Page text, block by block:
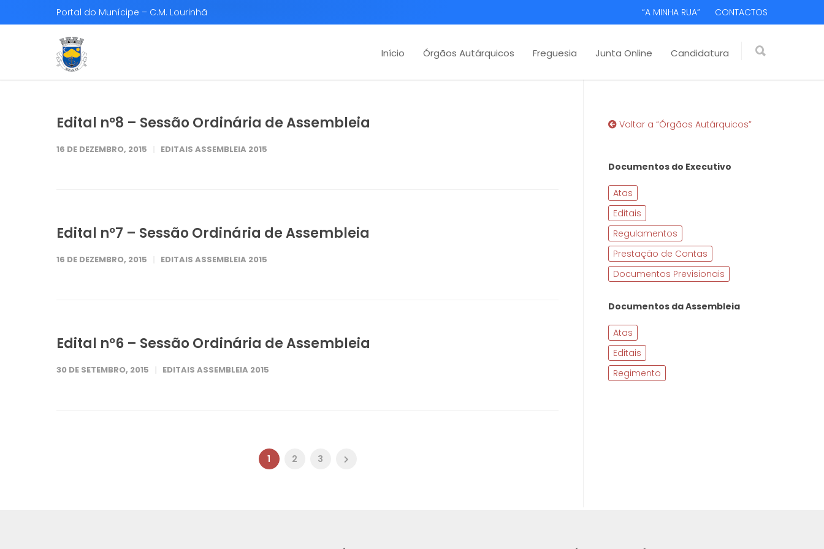
Portal do Munícipe – C.M. Lourinhã “A MINHA RUA” CONTACTOS
Início Órgãos Autárquicos Freguesia Junta Online Candidatura
Edital nº8 – Sessão Ordinária de Assembleia
16 DE DEZEMBRO, 2015 EDITAIS ASSEMBLEIA 2015
Edital nº7 – Sessão Ordinária de Assembleia
16 DE DEZEMBRO, 2015 EDITAIS ASSEMBLEIA 2015
Edital nº6 – Sessão Ordinária de Assembleia
30 DE SETEMBRO, 2015 EDITAIS ASSEMBLEIA 2015
1 2 3
Voltar a “Órgãos Autárquicos”
Documentos do Executivo
Atas
Editais
Regulamentos
Prestação de Contas
Documentos Previsionais
Documentos da Assembleia
Atas
Editais
Regimento